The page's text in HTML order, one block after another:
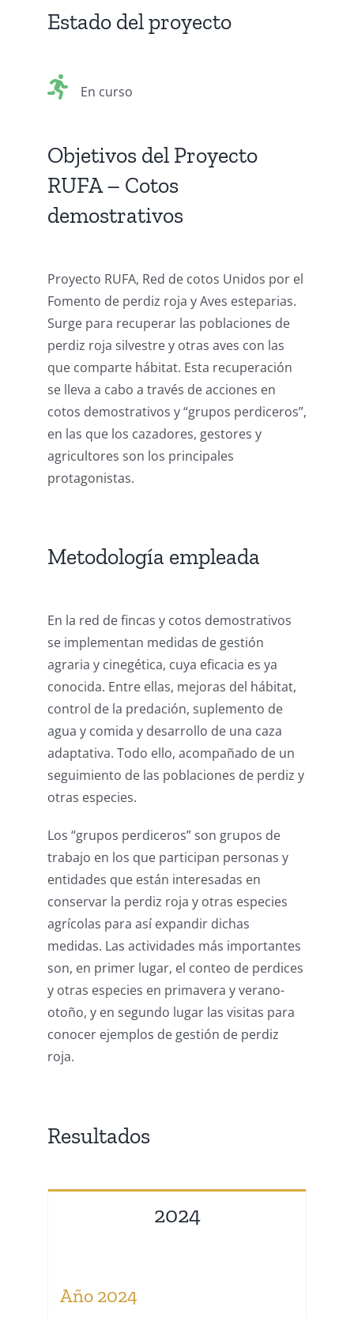
Estado del proyecto
En curso
Objetivos del Proyecto
RUFA – Cotos
demostrativos
Proyecto RUFA, Red de cotos Unidos por el
Fomento de perdiz roja y Aves esteparias.
Surge para recuperar las poblaciones de
perdiz roja silvestre y otras aves con las
que comparte hábitat. Esta recuperación
se lleva a cabo a través de acciones en
cotos demostrativos y “grupos perdiceros”,
en las que los cazadores, gestores y
agricultores son los principales
protagonistas.
Metodología empleada
En la red de fincas y cotos demostrativos
se implementan medidas de gestión
agraria y cinegética, cuya eficacia es ya
conocida. Entre ellas, mejoras del hábitat,
control de la predación, suplemento de
agua y comida y desarrollo de una caza
adaptativa. Todo ello, acompañado de un
seguimiento de las poblaciones de perdiz y
otras especies.
Los “grupos perdiceros” son grupos de
trabajo en los que participan personas y
entidades que están interesadas en
conservar la perdiz roja y otras especies
agrícolas para así expandir dichas
medidas. Las actividades más importantes
son, en primer lugar, el conteo de perdices
y otras especies en primavera y verano-
otoño, y en segundo lugar las visitas para
conocer ejemplos de gestión de perdiz
roja.
Resultados
2024
Año 2024